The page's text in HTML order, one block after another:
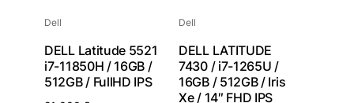
Dell
DELL Latitude 5521
i7-11850H / 16GB /
512GB / FullHD IPS
Dell
DELL LATITUDE
7430 / i7-1265U /
16GB / 512GB / Iris
Xe / 14″ FHD IPS